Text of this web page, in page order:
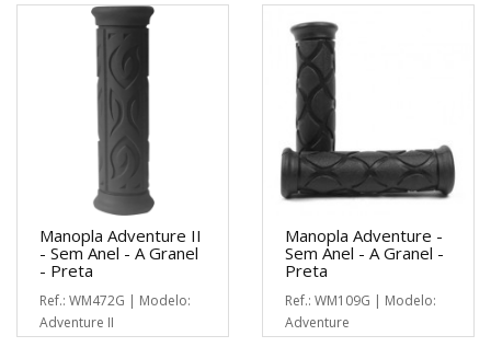
Manopla Adventure II
- Sem Anel - A Granel
- Preta
Ref.: WM472G | Modelo:
Adventure II
Manopla Adventure -
Sem Anel - A Granel -
Preta
Ref.: WM109G | Modelo:
Adventure